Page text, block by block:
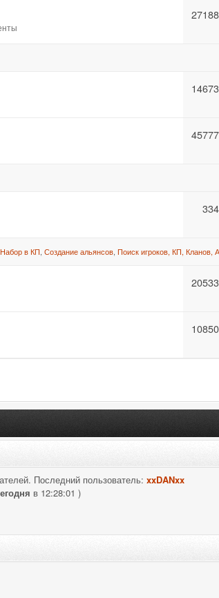
Набор в КП Создание альянсов Поиск игроков, КП, Кланов,
Последний пользователь: xxDANxx
в 12:28:01 )